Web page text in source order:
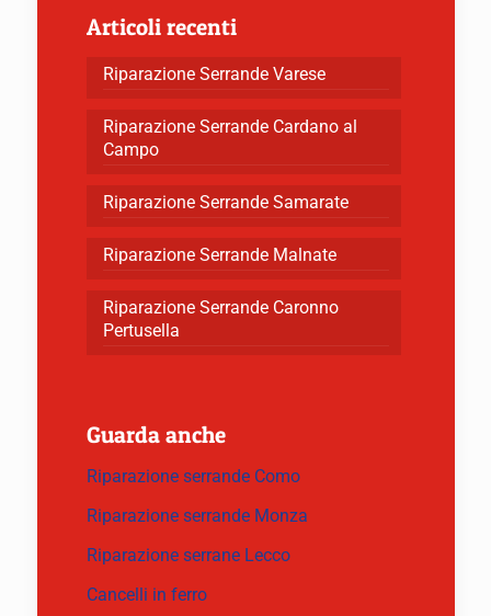
Articoli recenti
Riparazione Serrande Varese
Riparazione Serrande Cardano al
Campo
Riparazione Serrande Samarate
Riparazione Serrande Malnate
Riparazione Serrande Caronno
Pertusella
Guarda anche
Riparazione serrande Como
Riparazione serrande Monza
Riparazione serrane Lecco
Cancelli in ferro